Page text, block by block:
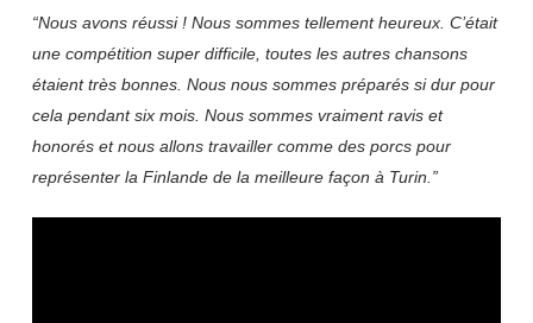
“Nous avons réussi ! Nous sommes tellement heureux. C’était
une compétition super difficile, toutes les autres chansons
étaient très bonnes. Nous nous sommes préparés si dur pour
cela pendant six mois. Nous sommes vraiment ravis et
honorés et nous allons travailler comme des porcs pour
représenter la Finlande de la meilleure façon à Turin.”